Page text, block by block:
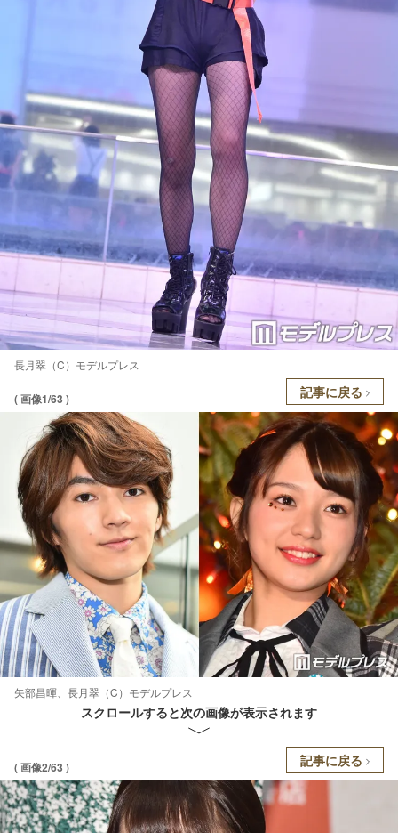
長月翠（C）モデルプレス
( 画像1/63 ) 記事に戻る
矢部昌暉、長月翠（C）モデルプレス
スクロールすると次の画像が表示されます
( 画像2/63 ) 記事に戻る